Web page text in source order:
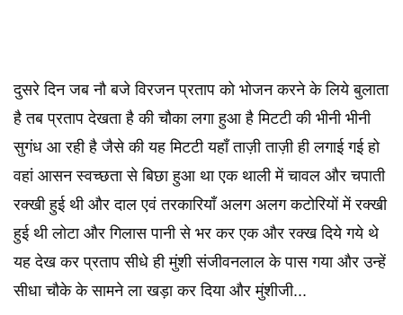
दुसरे दिन जब नौ बजे विरजन प्रताप को भोजन करने के लिये बुलाता
है तब प्रताप देखता है की चौका लगा हुआ है मिटटी की भीनी भीनी
सुगंध आ रही है जैसे की यह मिटटी यहाँ ताज़ी ताज़ी ही लगाई गई हो
वहां आसन स्वच्छता से बिछा हुआ था एक थाली में चावल और चपाती
रक्खी हुई थी और दाल एवं तरकारियाँ अलग अलग कटोरियों में रक्खी
हुई थी लोटा और गिलास पानी से भर कर एक और रक्ख दिये गये थे
यह देख कर प्रताप सीधे ही मुंशी संजीवनलाल के पास गया और उन्हें
सीधा चौके के सामने ला खड़ा कर दिया और मुंशीजी...